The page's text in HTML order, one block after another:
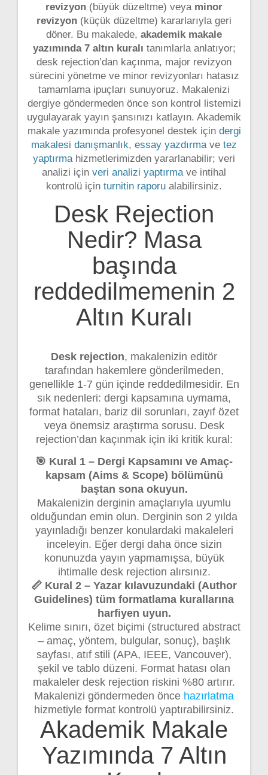
revizyon (büyük düzeltme) veya minor
revizyon (küçük düzeltme) kararlarıyla geri
döner. Bu makalede, akademik makale
yazımında 7 altın kuralı tanımlarla anlatıyor;
desk rejection’dan kaçınma, major revizyon
sürecini yönetme ve minor revizyonları hatasız
tamamlama ipuçları sunuyoruz. Makalenizi
dergiye göndermeden önce son kontrol listemizi
uygulayarak yayın şansınızı katlayın. Akademik
makale yazımında profesyonel destek için dergi
makalesi danışmanlık, essay yazdırmave tez
yaptırmahizmetlerimizden yararlanabilir; veri
analizi için veri analizi yaptırmave intihal
kontrolü için turnitin raporu alabilirsiniz.
Desk Rejection
Nedir? Masa
başında
reddedilmemenin 2
Altın Kuralı
Desk rejection, makalenizin editör
tarafından hakemlere gönderilmeden,
genellikle 1-7 gün içinde reddedilmesidir. En
sık nedenleri: dergi kapsamına uymama,
format hataları, bariz dil sorunları, zayıf özet
veya önemsiz araştırma sorusu. Desk
rejection’dan kaçınmak için iki kritik kural:
🎯 Kural 1 – Dergi Kapsamını ve Amaç-
kapsam (Aims & Scope) bölümünü
baştan sona okuyun.
Makalenizin derginin amaçlarıyla uyumlu
olduğundan emin olun. Derginin son 2 yılda
yayınladığı benzer konulardaki makaleleri
inceleyin. Eğer dergi daha önce sizin
konunuzda yayın yapmamışsa, büyük
ihtimalle desk rejection alırsınız.
📏 Kural 2 – Yazar kılavuzundaki (Author
Guidelines) tüm formatlama kurallarına
harfiyen uyun.
Kelime sınırı, özet biçimi (structured abstract
– amaç, yöntem, bulgular, sonuç), başlık
sayfası, atıf stili (APA, IEEE, Vancouver),
şekil ve tablo düzeni. Format hatası olan
makaleler desk rejection riskini %80 artırır.
Makalenizi göndermeden önce hazırlatma
hizmetiyle format kontrolü yaptırabilirsiniz.
Akademik Makale
Yazımında 7 Altın